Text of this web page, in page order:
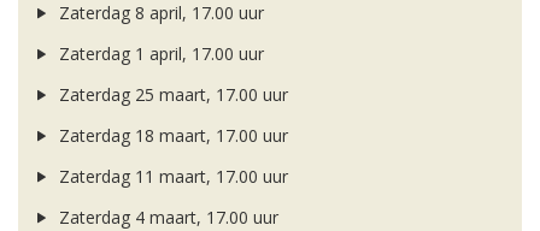
Zaterdag 8 april, 17.00 uur
Zaterdag 1 april, 17.00 uur
Zaterdag 25 maart, 17.00 uur
Zaterdag 18 maart, 17.00 uur
Zaterdag 11 maart, 17.00 uur
Zaterdag 4 maart, 17.00 uur